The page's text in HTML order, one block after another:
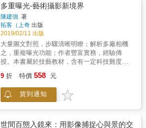
各式要領的解說，更特別收錄8段高水準的實拍
作品（包括：海外婚禮、日本婚禮、商業影片
等）並附上QR Code方便讀者一邊在線上瀏
覽，一邊搭配本書當中的重點摘要說明，以便
更加具體與有效地學會媲美好萊塢等級的影片
拍攝訣竅！
富教學經驗暢銷作家親撰的攝影絕活 3. 破除許
多拍照方面的困惑與疑慮 4. 學會怎麼捕捉下眼
前的每一道美景 5. 融會貫通並且活用在手機攝
影上 6. 懂得思考與分析不同情境的最佳拍法 7.
讓自己的攝影作品更上一層樓的秘訣 在這個因
為智慧型手機的緣故，幾乎人人都在拍照的年
代裡，攝影儼然已經是一場不分男女老少的全
民運動了。 然而，要怎麼樣活用手中的各式攝
影器材，拍出令親友稱羨不已的美照，可就需
忙碌的現代人來說，卻不見得有足夠的時間可
以參加動輒數周甚至是數個月的攝影課程，此
時，本書就是一個最棒的「個人攝影家教」。
由知名攝影名家／暢銷作家「上田晃司」親自
多重曝光-藝術攝影新境界
陳建強 著
拓客（上奇 出版
2019/02/11 出版
大量圖文對照，步驟清晰明瞭；解析多廠相機
之，重複曝光功能；作者豐富實務，經驗傳
授。本書屬於技藝教材，含有一定科技難度，
拍攝實例來介紹經驗，因此行文引人入勝，通
俗容易。作者也在書中分享自己如何掌握多重
曝光的心得體驗，避免人們產生誤解。如：強
門，不同廠牌的相機間多重曝光的異同⋯⋯相
9 折 特價 558 元
貨到通知
世間百態入鏡來：用影像捕捉心與景的交